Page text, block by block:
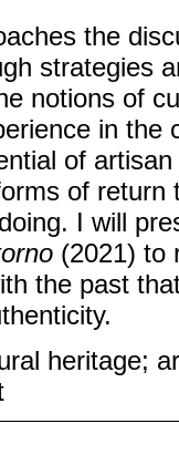
the
strategies
notions of
in
of
of
I will
(2021) to
the past
heritage;